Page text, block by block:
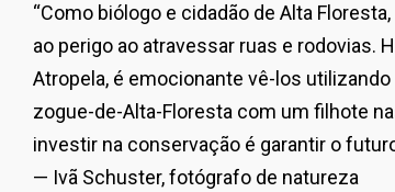
“Como biólogo e cidadão de Alta
ao perigo ao atravessar ruas e rodovias.
Atropela, é emocionante vê-los
zogue-de-Alta-Floresta com um filhote
investir na conservação é garantir o
— Ivã Schuster, fotógrafo de natureza